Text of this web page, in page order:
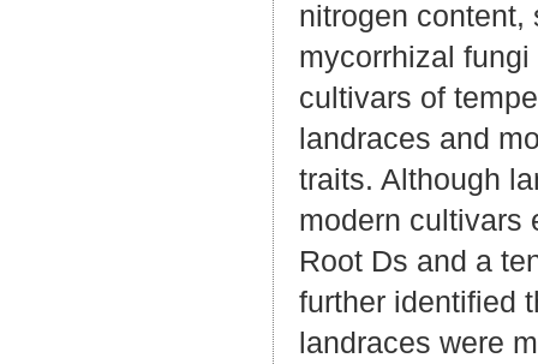
nitrogen content,
mycorrhizal
cultivars of
landraces and
traits. Although
modern cultivars
Root Ds and a
further identified
landraces were